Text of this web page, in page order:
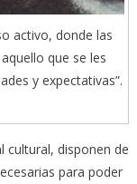
activo, donde las
que se les
y expectativas”.
cultural, disponen de
para poder